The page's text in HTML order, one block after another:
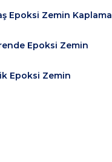
Epoksi Zemin Kaplama
Epoksi Zemin
Epoksi Zemin